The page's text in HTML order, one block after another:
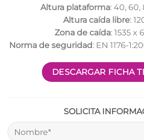
Altura plataforma: 40, 60,
Altura caída libre:
Zona de caída: 1535 x
Norma de seguridad: EN 1176-
DESCARGAR FICHA
SOLICITA